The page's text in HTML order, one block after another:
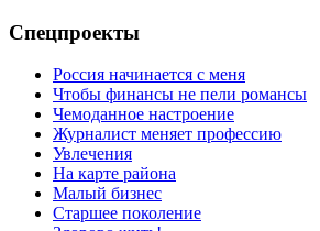
Спецпроекты
Россия начинается с меня
Чтобы финансы не пели романсы
Чемоданное настроение
Журналист меняет профессию
Увлечения
На карте района
Малый бизнес
Старшее поколение